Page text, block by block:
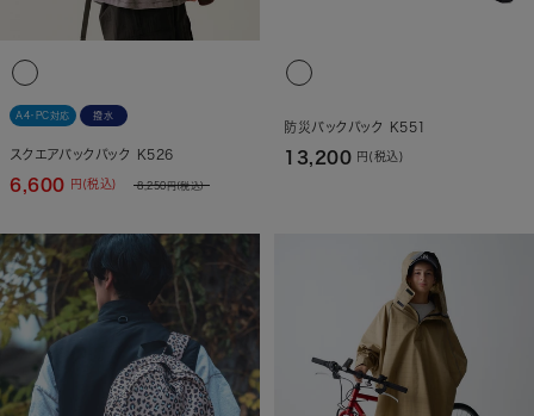
A4・PC対応 撥水
スクエアバックパック K526
6,600 円(税込) 8,250円(税込)
防災バックパック K551
13,200 円(税込)